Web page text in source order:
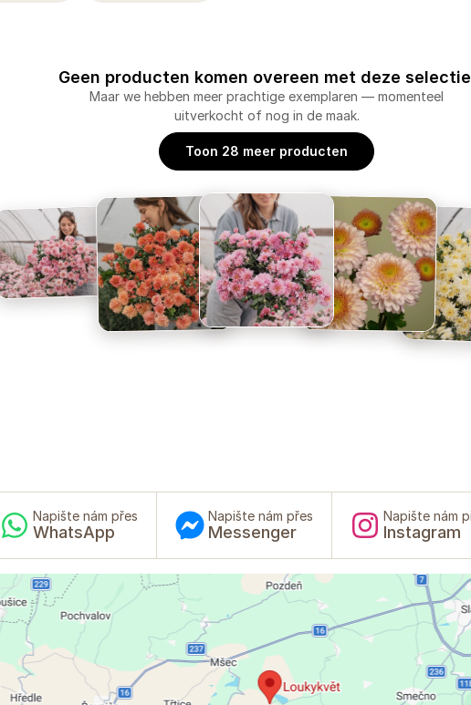
Geen producten komen overeen met deze
Maar we hebben meer prachtige exemplaren — momenteel
uitverkocht of nog in de maak.
Toon 28 meer producten
Napište nám přes
WhatsApp
Napište nám přes
Messenger
Napište nám
Instagram